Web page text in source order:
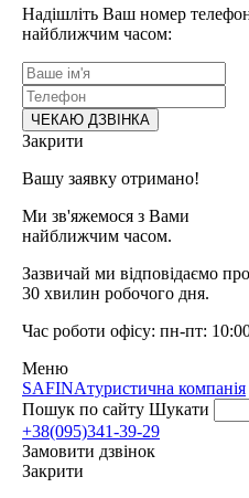
Надішліть Ваш номер
найближчим часом:
Закрити
Вашу заявку отримано!
Ми зв'яжемося з Вами
найближчим часом.
Зазвичай ми відповідаємо
30 хвилин робочого дня.
Час роботи офісу: пн-пт:
Меню
SAFINAтуристична компанія
Пошук по сайту Шукати
+38(095)341-39-29
Замовити дзвінок
Закрити